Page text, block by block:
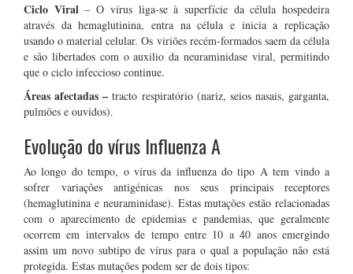
Ciclo Viral– O vírus liga-se à superfície da célula hospedeira
através da hemaglutinina, entra na célula e inicia a replicação
usando o material celular. Os viriões recém-formados saem da célula
e são libertados com o auxilio da neuraminidase viral, permitindo
que o ciclo infeccioso continue.
Áreas afectadas –tracto respiratório (nariz, seios nasais, garganta,
pulmões e ouvidos).
Evolução do vírus Influenza A
Ao longo do tempo, o vírus da influenza do tipo A tem vindo a
sofrer variações antigénicas nos seus principais receptores
(hemaglutinina e neuraminidase). Estas mutações estão relacionadas
com o aparecimento de epidemias e pandemias, que geralmente
ocorrem em intervalos de tempo entre 10 a 40 anos emergindo
assim um novo subtipo de vírus para o qual a população não está
protegida. Estas mutações podem ser de dois tipos: